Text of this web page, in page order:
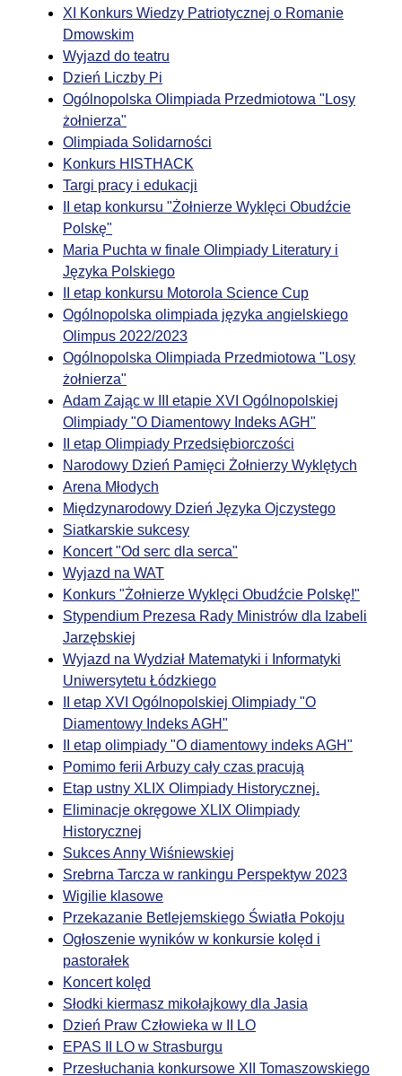
XI Konkurs Wiedzy Patriotycznej o Romanie
Dmowskim
Wyjazd do teatru
Dzień Liczby Pi
Ogólnopolska Olimpiada Przedmiotowa "Losy
żołnierza"
Olimpiada Solidarności
Konkurs HISTHACK
Targi pracy i edukacji
II etap konkursu "Żołnierze Wyklęci Obudźcie
Polskę"
Maria Puchta w finale Olimpiady Literatury i
Języka Polskiego
II etap konkursu Motorola Science Cup
Ogólnopolska olimpiada języka angielskiego
Olimpus 2022/2023
Ogólnopolska Olimpiada Przedmiotowa "Losy
żołnierza"
Adam Zając w III etapie XVI Ogólnopolskiej
Olimpiady "O Diamentowy Indeks AGH"
II etap Olimpiady Przedsiębiorczości
Narodowy Dzień Pamięci Żołnierzy Wyklętych
Arena Młodych
Międzynarodowy Dzień Języka Ojczystego
Siatkarskie sukcesy
Koncert "Od serc dla serca"
Wyjazd na WAT
Konkurs "Żołnierze Wyklęci Obudźcie Polskę!"
Stypendium Prezesa Rady Ministrów dla Izabeli
Jarzębskiej
Wyjazd na Wydział Matematyki i Informatyki
Uniwersytetu Łódzkiego
II etap XVI Ogólnopolskiej Olimpiady "O
Diamentowy Indeks AGH"
II etap olimpiady "O diamentowy indeks AGH"
Pomimo ferii Arbuzy cały czas pracują
Etap ustny XLIX Olimpiady Historycznej.
Eliminacje okręgowe XLIX Olimpiady
Historycznej
Sukces Anny Wiśniewskiej
Srebrna Tarcza w rankingu Perspektyw 2023
Wigilie klasowe
Przekazanie Betlejemskiego Światła Pokoju
Ogłoszenie wyników w konkursie kolęd i
pastorałek
Koncert kolęd
Słodki kiermasz mikołajkowy dla Jasia
Dzień Praw Człowieka w II LO
EPAS II LO w Strasburgu
Przesłuchania konkursowe XII Tomaszowskiego